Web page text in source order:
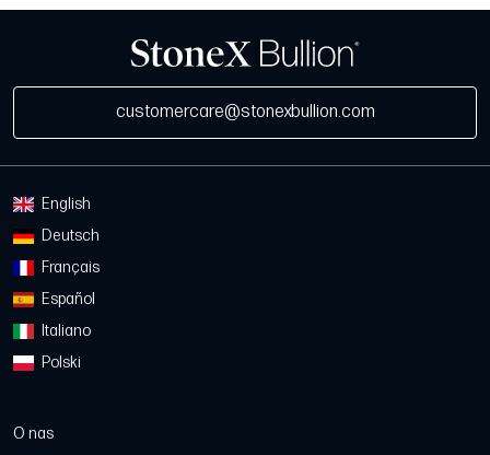
customercare@stonexbullion.com
English
Deutsch
Français
Español
Italiano
Polski
O nas